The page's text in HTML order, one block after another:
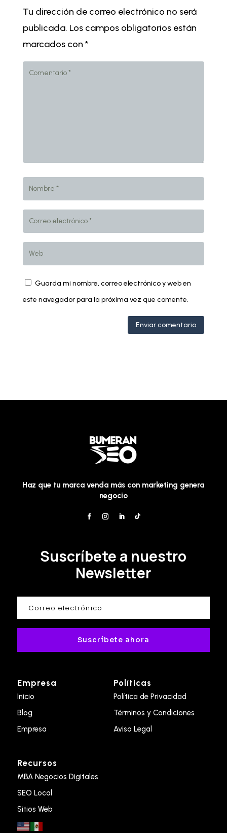
Tu dirección de correo electrónico no será
publicada. Los campos obligatorios están
marcados con *
Guarda mi nombre, correo electrónico y web en
este navegador para la próxima vez que comente.
Enviar comentario
Haz que tu marca venda más con marketing genera
negocio
Suscríbete a nuestro
Newsletter
Suscríbete ahora
Empresa
Inicio
Blog
Empresa
Políticas
Política de Privacidad
Términos y Condiciones
Aviso Legal
Recursos
MBA Negocios Digitales
SEO Local
Sitios Web